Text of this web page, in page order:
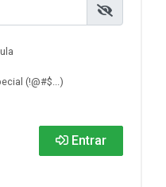
(!@#$...)
Entrar